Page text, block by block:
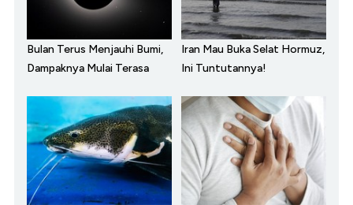
Bulan Terus Menjauhi Bumi,
Dampaknya Mulai Terasa
Iran Mau Buka Selat Hormuz,
Ini Tuntutannya!